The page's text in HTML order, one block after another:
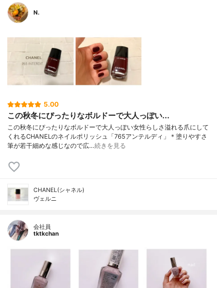
N.
5.00
この秋冬にぴったりなボルドーで大人っぽい...
この秋冬にぴったりなボルドーで大人っぽい女性らしさ溢れる爪にして
くれるCHANELのネイルポリッシュ「765アンテルディ」＊塗りやすさ
筆が若干細めな感じなので広…続きを見る
CHANEL(シャネル)
ヴェルニ
会社員
tktkchan